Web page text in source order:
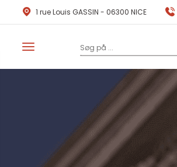
1 rue Louis GASSIN - 06300 NICE